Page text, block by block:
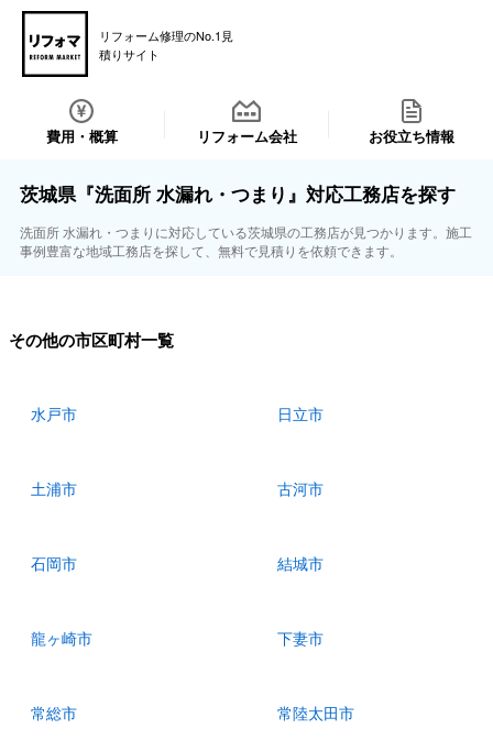
リフォーム修理のNo.1見
積りサイト
費用・概算 リフォーム会社 お役立ち情報
茨城県『洗面所 水漏れ・つまり』対応工務店を探す
洗面所 水漏れ・つまりに対応している茨城県の工務店が見つかります。施工
事例豊富な地域工務店を探して、無料で見積りを依頼できます。
その他の市区町村一覧
水戸市 日立市
土浦市 古河市
石岡市 結城市
龍ヶ崎市 下妻市
常総市 常陸太田市